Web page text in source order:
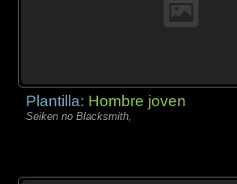
Plantilla: Hombre joven
Seiken no Blacksmith,